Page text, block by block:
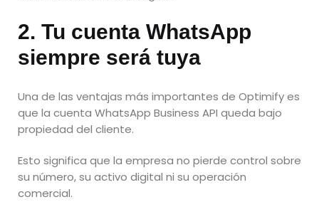
2. Tu cuenta WhatsApp
siempre será tuya
Una de las ventajas más importantes de Optimify es
que la cuenta WhatsApp Business API queda bajo
propiedad del cliente.
Esto significa que la empresa no pierde control sobre
su número, su activo digital ni su operación
comercial.